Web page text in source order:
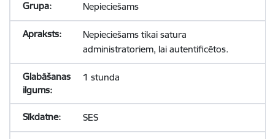
Nepieciešams
Nepieciešams tikai satura
administratoriem, lai autentificētos.
1 stunda
SES